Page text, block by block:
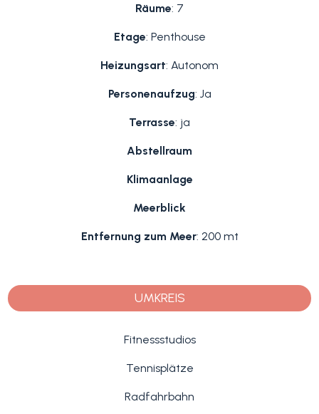
Räume: 7
Etage: Penthouse
Heizungsart: Autonom
Personenaufzug: Ja
Terrasse: ja
Abstellraum
Klimaanlage
Meerblick
Entfernung zum Meer: 200 mt
UMKREIS
Fitnessstudios
Tennisplätze
Radfahrbahn